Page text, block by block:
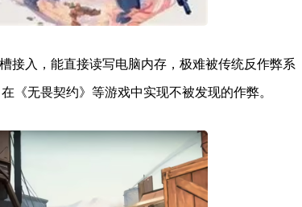
接入，能直接读写电脑内存，极难被传统反作弊系
《无畏契约》等游戏中实现不被发现的作弊。